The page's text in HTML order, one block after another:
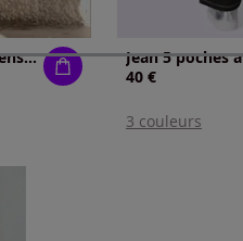
T-shirt à manches courtes liens à nouer réglable aux épaules
40 €
3 couleurs